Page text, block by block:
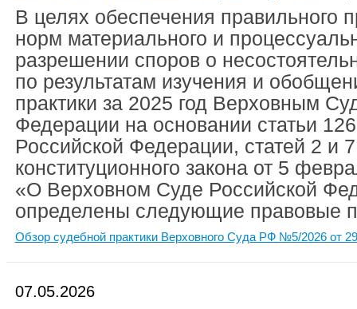
В целях обеспечения правильного
норм материального и
разрешении споров о
по результатам изучения и
практики за 2025 год Верховным
Федерации на основании статьи
Российской Федерации, статей 2 и
конституционного закона от 5
«О Верховном Суде Российской
определены следующие правовые
Обзор судебной практики Верховного Суда РФ №5/2026 от
07.05.2026